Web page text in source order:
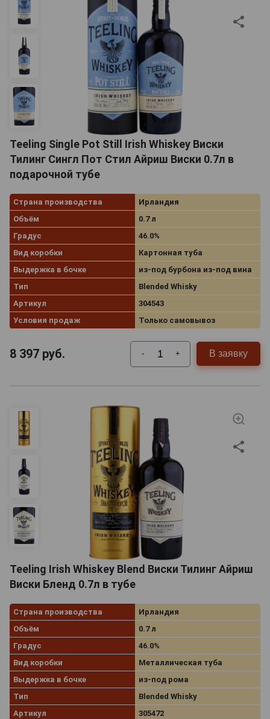
Teeling Single Pot Still Irish Whiskey Виски
Тилинг Сингл Пот Стил Айриш Виски 0.7л в
подарочной тубе
Страна производства
Ирландия
Объём
0.7 л
Градус
46.0%
Вид коробки
Картонная туба
Выдержка в бочке
из-под бурбона из-под вина
Тип
Blended Whisky
Артикул
304543
Условия продаж
Только самовывоз
8 397 руб. - + В заявку
Teeling Irish Whiskey Blend Виски Тилинг Айриш
Виски Бленд 0.7л в тубе
Страна производства
Ирландия
Объём
0.7 л
Градус
46.0%
Вид коробки
Металлическая туба
Выдержка в бочке
из-под рома
Тип
Blended Whisky
Артикул
305472